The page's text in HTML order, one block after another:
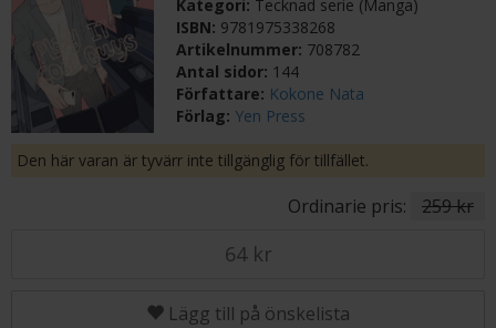
Kategori: Tecknad serie (Manga)
ISBN: 9781975338268
Artikelnummer: 708782
Antal sidor: 144
Författare: Kokone Nata
Förlag: Yen Press
Den här varan är tyvärr inte tillgänglig för tillfället.
Ordinarie pris: 259 kr
64 kr
Lägg till på önskelista